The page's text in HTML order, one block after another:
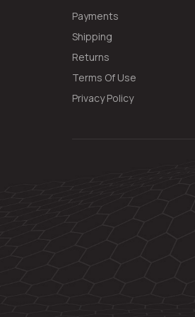
Payments
Shipping
Returns
Terms Of Use
Privacy Policy